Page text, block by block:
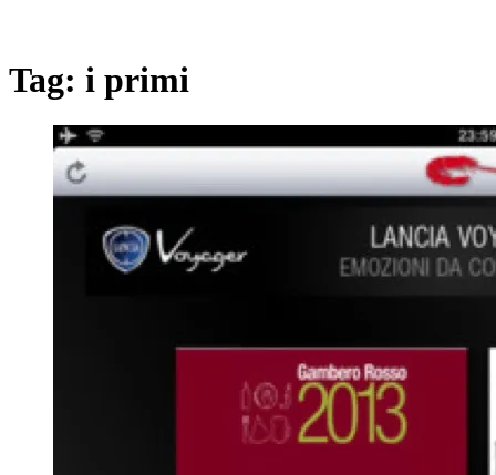
Tag: i primi